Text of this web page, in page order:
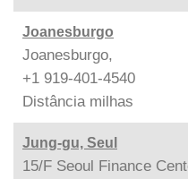
Joanesburgo
Joanesburgo,
+1 919-401-4540
Distância milhas
Jung-gu, Seul
15/F Seoul Finance